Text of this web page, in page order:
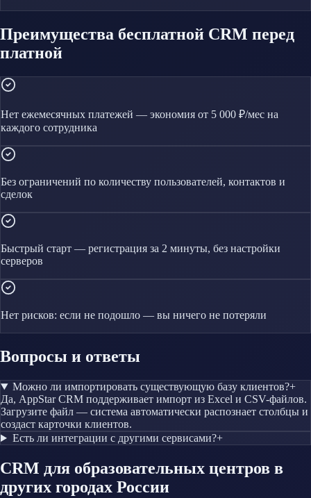
Преимущества бесплатной CRM перед
платной
Нет ежемесячных платежей — экономия от 5 000 ₽/мес на
каждого сотрудника
Без ограничений по количеству пользователей, контактов и
сделок
Быстрый старт — регистрация за 2 минуты, без настройки
серверов
Нет рисков: если не подошло — вы ничего не потеряли
Вопросы и ответы
Можно ли импортировать существующую базу клиентов?+
Да, AppStar CRM поддерживает импорт из Excel и CSV-файлов.
Загрузите файл — система автоматически распознает столбцы и
создаст карточки клиентов.
Есть ли интеграции с другими сервисами?+
CRM для образовательных центров в
других городах России